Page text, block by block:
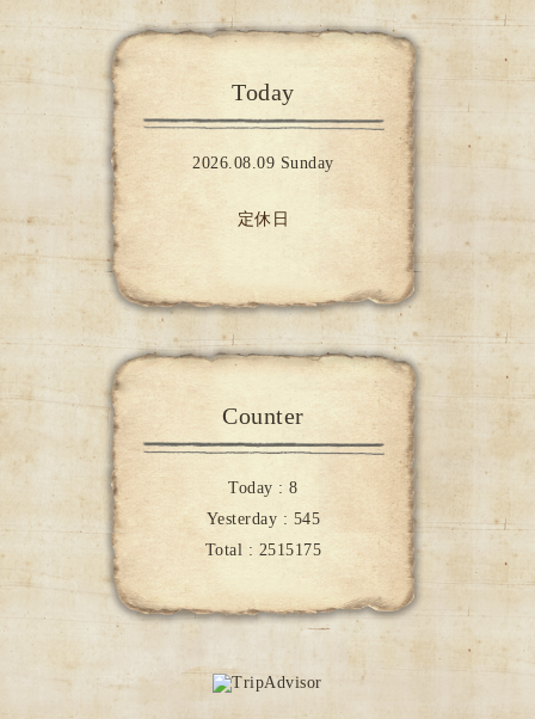
Today
2026.08.09 Sunday
定休日
Counter
Today :8
Yesterday : 545
Total : 2515175